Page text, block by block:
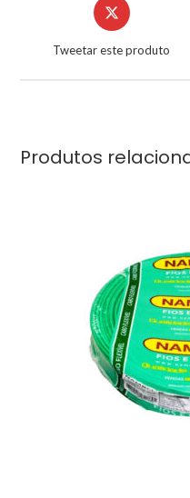
Tweetar este produto
Produtos